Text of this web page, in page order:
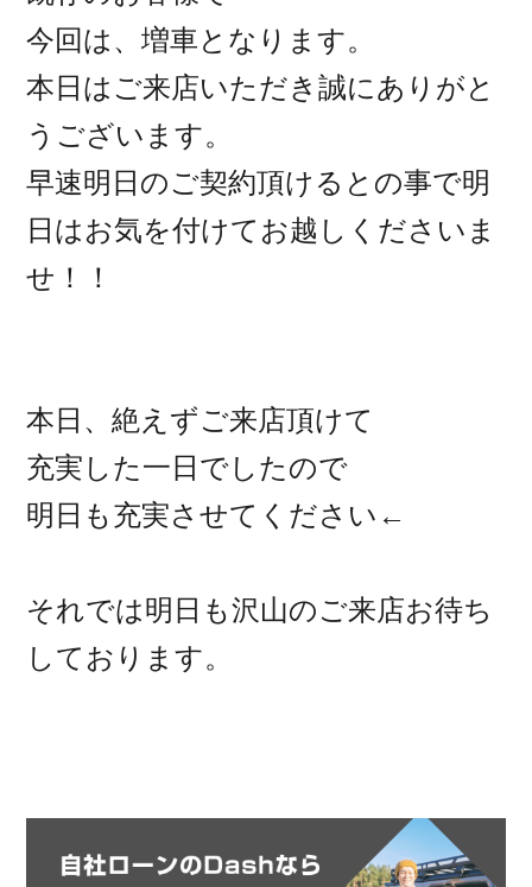
今回は、増車となります。
本日はご来店いただき誠にありがと
うございます。
早速明日のご契約頂けるとの事で明
日はお気を付けてお越しくださいま
せ！！
本日、絶えずご来店頂けて
充実した一日でしたので
明日も充実させてください←
それでは明日も沢山のご来店お待ち
しております。